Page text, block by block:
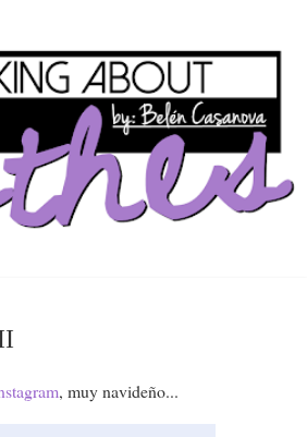
, muy navideño...